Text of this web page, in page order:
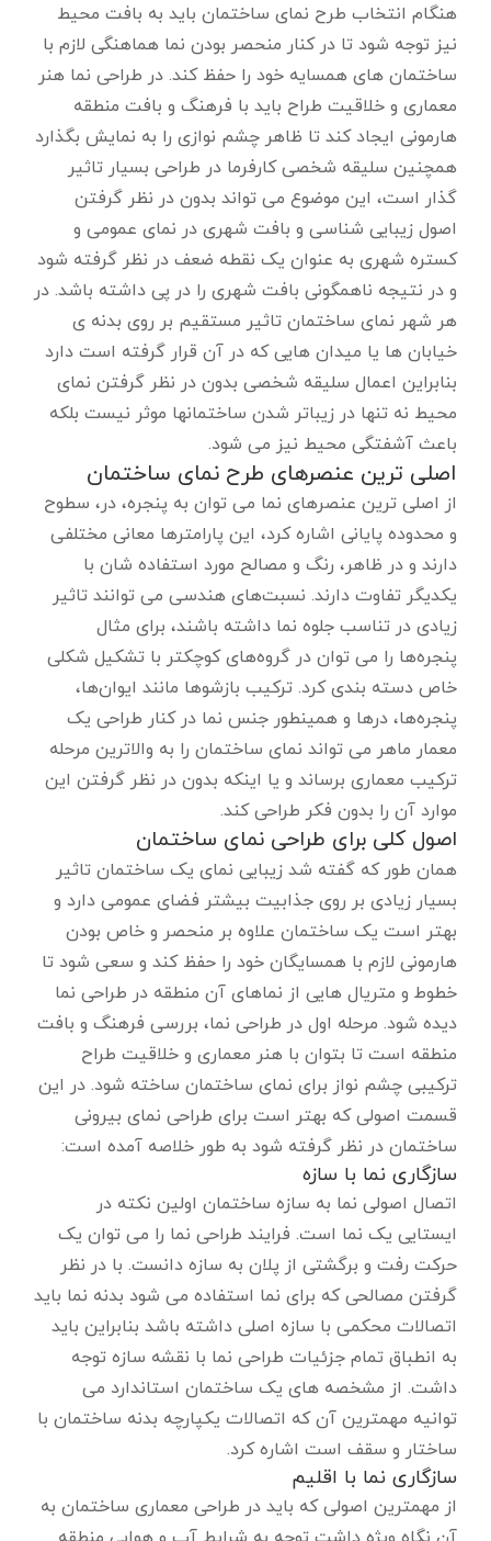
هنگام انتخاب طرح نمای ساختمان باید به بافت محیط
نیز توجه شود تا در کنار منحصر بودن نما هماهنگی لازم با
ساختمان های همسایه خود را حفظ کند. در طراحی نما هنر
معماری و خلاقیت طراح باید با فرهنگ و بافت منطقه
هارمونی ایجاد کند تا ظاهر چشم نوازی را به نمایش بگذارد
همچنین سلیقه شخصی کارفرما در طراحی بسیار تاثیر
گذار است، این موضوع می تواند بدون در نظر گرفتن
اصول زیبایی شناسی و بافت شهری در نمای عمومی و
کستره شهری به عنوان یک نقطه ضعف در نظر گرفته شود
و در نتیجه ناهمگونی بافت شهری را در پی داشته باشد. در
هر شهر نمای ساختمان تاثیر مستقیم بر روی بدنه ی
خیابان ها یا میدان هایی که در آن قرار گرفته است دارد
بنابراین اعمال سلیقه شخصی بدون در نظر گرفتن نمای
محیط نه تنها در زیباتر شدن ساختمانها موثر نیست بلکه
باعث آشفتگی محیط نیز می شود.
اصلی ترین عنصرهای طرح نمای ساختمان
از اصلی ترین عنصرهای نما می توان به پنجره، در، سطوح
و محدوده پایانی اشاره کرد، این پارامترها معانی مختلفی
دارند و در ظاهر، رنگ و مصالح مورد استفاده شان با
یکدیگر تفاوت دارند. نسبت‌های هندسی می توانند تاثیر
زیادی در تناسب جلوه نما داشته باشند، برای مثال
پنجره‌ها را می‌ توان در گروه‌های کوچکتر با تشکیل شکلی
خاص دسته بندی کرد. ترکیب بازشوها مانند ایوان‌ها،
پنجره‌ها، درها و همینطور جنس نما در کنار طراحی یک
معمار ماهر می تواند نمای ساختمان را به والاترین مرحله
ترکیب معماری برساند و یا اینکه بدون در نظر گرفتن این
موارد آن را بدون فکر طراحی کند.
اصول کلی برای طراحی نمای ساختمان
همان طور که گفته شد زیبایی نمای یک ساختمان تاثیر
بسیار زیادی بر روی جذابیت بیشتر فضای عمومی دارد و
بهتر است یک ساختمان علاوه بر منحصر و خاص بودن
هارمونی لازم با همسایگان خود را حفظ کند و سعی شود تا
خطوط و متریال هایی از نماهای آن منطقه در طراحی نما
دیده شود. مرحله اول در طراحی نما، بررسی فرهنگ و بافت
منطقه است تا بتوان با هنر معماری و خلاقیت طراح
ترکیبی چشم نواز برای نمای ساختمان ساخته شود. در این
قسمت اصولی که بهتر است برای طراحی نمای بیرونی
ساختمان در نظر گرفته شود به طور خلاصه آمده است:
سازگاری نما با سازه
اتصال اصولی نما به سازه ساختمان اولین نکته در
ایستایی یک نما است. فرایند طراحی نما را می توان یک
حرکت رفت و برگشتی از پلان به سازه دانست. با در نظر
گرفتن مصالحی که برای نما استفاده می شود بدنه نما باید
اتصالات محکمی با سازه اصلی داشته باشد بنابراین باید
به انطباق تمام جزئیات طراحی نما با نقشه سازه توجه
داشت. از مشخصه های یک ساختمان استاندارد می
توانیه مهمترین آن که اتصالات یکپارچه بدنه ساختمان با
ساختار و سقف است اشاره کرد.
سازگاری نما با اقلیم
از مهمترین اصولی که باید در طراحی معماری ساختمان به